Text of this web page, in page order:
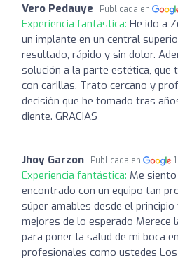
Vero Pedauye Publicada en
Experiencia fantástica: He ido a
un implante en un central
resultado, rápido y sin dolor.
solución a la parte estética, que
con carillas. Trato cercano y
decisión que he tomado tras
diente. GRACIAS
Jhoy Garzon Publicada en
Experiencia fantástica: Me
encontrado con un equipo tan
súper amables desde el
mejores de lo esperado Merece
para poner la salud de mi boca
profesionales como ustedes